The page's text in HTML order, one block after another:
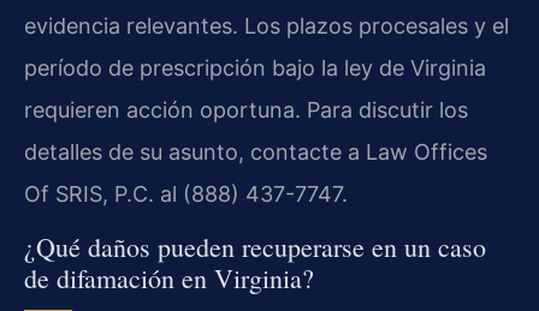
evidencia relevantes. Los plazos procesales y el
período de prescripción bajo la ley de Virginia
requieren acción oportuna. Para discutir los
detalles de su asunto, contacte a Law Offices
Of SRIS, P.C. al (888) 437-7747.
¿Qué daños pueden recuperarse en un caso
de difamación en Virginia?